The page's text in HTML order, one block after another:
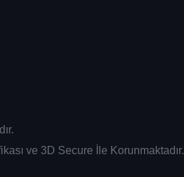
ve 3D Secure İle Korunmaktadır.